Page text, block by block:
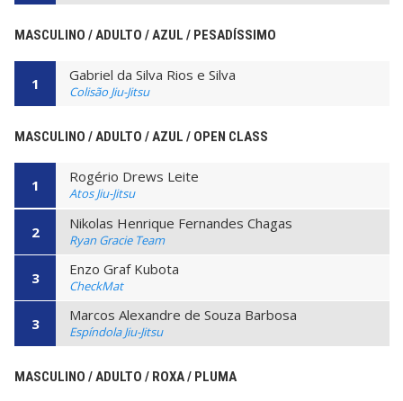
MASCULINO / ADULTO / AZUL / PESADÍSSIMO
1 Gabriel da Silva Rios e Silva
Colisão Jiu-Jitsu
MASCULINO / ADULTO / AZUL / OPEN CLASS
1 Rogério Drews Leite
Atos Jiu-Jitsu
2 Nikolas Henrique Fernandes Chagas
Ryan Gracie Team
3 Enzo Graf Kubota
CheckMat
3 Marcos Alexandre de Souza Barbosa
Espíndola Jiu-Jitsu
MASCULINO / ADULTO / ROXA / PLUMA